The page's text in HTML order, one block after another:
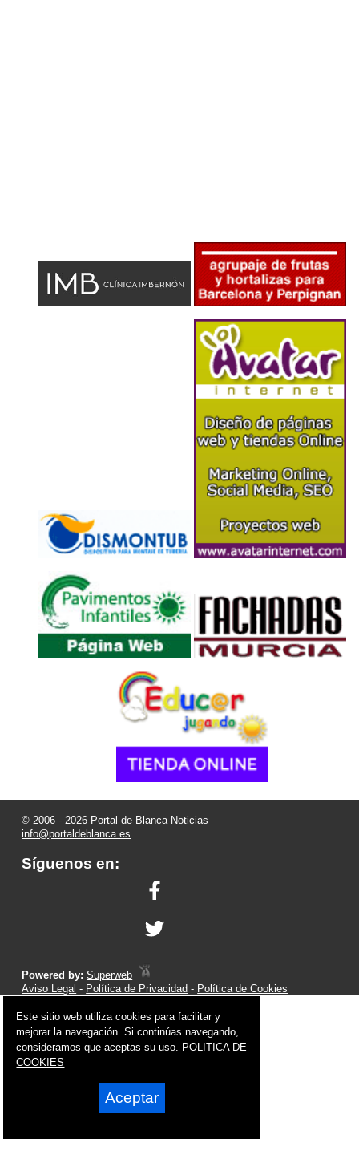
© 2006 - 2026 Portal de Blanca Noticias
info@portaldeblanca.es
Síguenos en:
Powered by:Superweb
Aviso Legal - Política de Privacidad - Política de Cookies
Este sitio web utiliza cookies para facilitar y
mejorar la navegación. Si continúas navegando,
consideramos que aceptas su uso. POLITICA DE
COOKIES
Aceptar